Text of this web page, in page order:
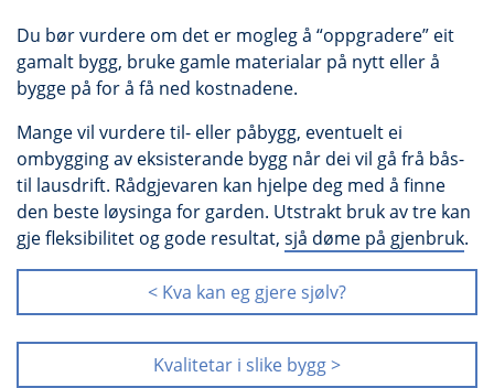
Du bør vurdere om det er mogleg å “oppgradere” eit
gamalt bygg, bruke gamle materialar på nytt eller å
bygge på for å få ned kostnadene.
Mange vil vurdere til- eller påbygg, eventuelt ei
ombygging av eksisterande bygg når dei vil gå frå bås-
til lausdrift. Rådgjevaren kan hjelpe deg med å finne
den beste løysinga for garden. Utstrakt bruk av tre kan
gje fleksibilitet og gode resultat, sjå døme på gjenbruk.
< Kva kan eg gjere sjølv?
Kvalitetar i slike bygg >